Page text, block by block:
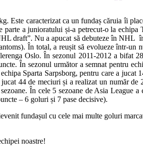
Este caracterizat ca un fundaș căruia îi
a junioratului și-a petrecut-o la
draft”. Nu a apucat să debuteze în NHL
În total, a reușit să evolueze într-
Oslo. În sezonul 2011-2012 a bifat
În sezonul următor a semnat pentru
Sparta Sarpsborg, pentru care a
44 de meciuri și a realizat un număr
În cele 5 sezoane de Asia League
– 6 goluri și 7 pase decisive).
fundașul cu cele mai multe goluri
noastre!